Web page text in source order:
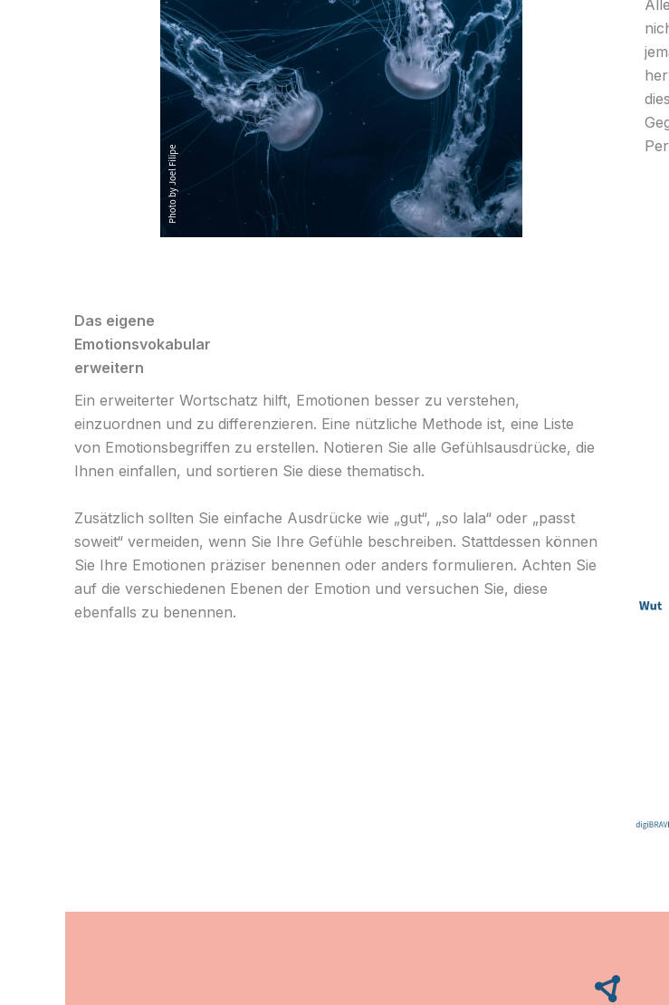
Das eigene
Emotionsvokabular
erweitern
Ein erweiterter Wortschatz hilft, Emotionen besser zu verstehen,
einzuordnen und zu differenzieren. Eine nützliche Methode ist, eine Liste
von Emotionsbegriffen zu erstellen. Notieren Sie alle Gefühlsausdrücke, die
Ihnen einfallen, und sortieren Sie diese thematisch.
Zusätzlich sollten Sie einfache Ausdrücke wie „gut“, „so lala“ oder „passt
soweit“ vermeiden, wenn Sie Ihre Gefühle beschreiben. Stattdessen können
Sie Ihre Emotionen präziser benennen oder anders formulieren. Achten Sie
auf die verschiedenen Ebenen der Emotion und versuchen Sie, diese
ebenfalls zu benennen.